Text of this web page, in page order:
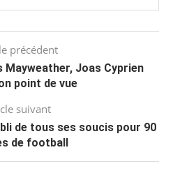
précédent
Mayweather, Joas Cyprien
point de vue
suivant
de tous ses soucis pour 90
de football